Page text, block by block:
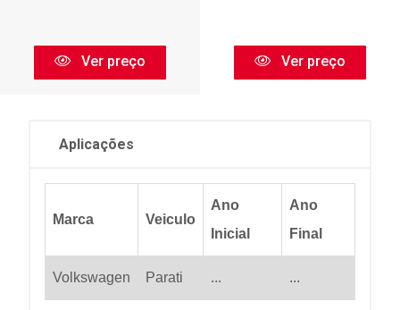
Ver preço Ver preço
Aplicações
Marca Veiculo
Ano
Inicial
Ano
Final
Volkswagen Parati ... ...